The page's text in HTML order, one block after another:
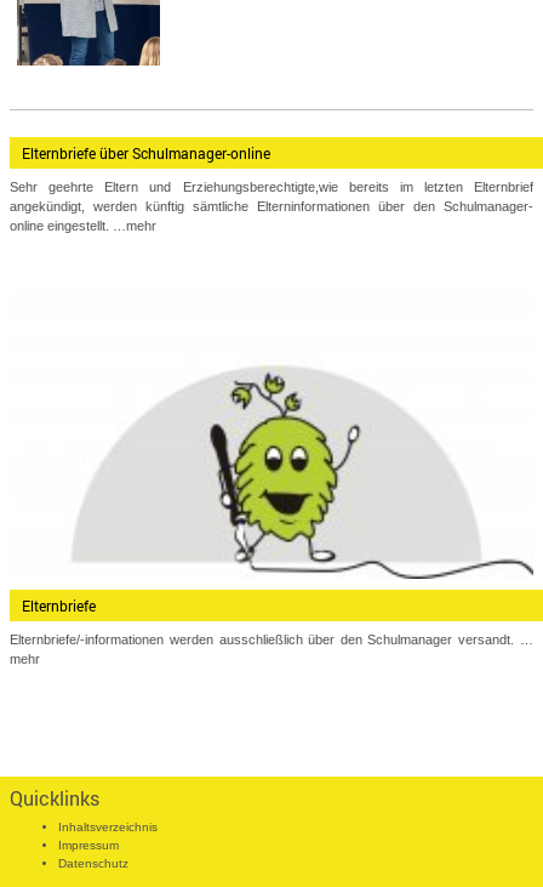
Elternbriefe über Schulmanager-online
Sehr geehrte Eltern und Erziehungsberechtigte,wie bereits im letzten Elternbrief
angekündigt, werden künftig sämtliche Elterninformationen über den Schulmanager-
online eingestellt.
…mehr
Elternbriefe
Elternbriefe/-informationen werden ausschließlich über den Schulmanager versandt.
mehr
Quicklinks
Inhaltsverzeichnis
Impressum
Datenschutz